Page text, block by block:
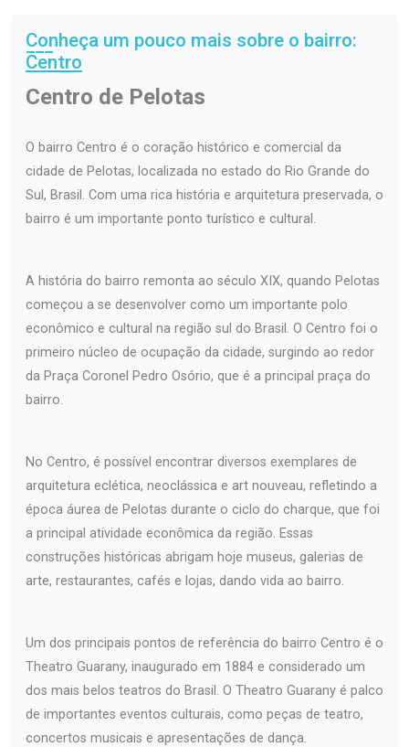
Conheça um pouco mais sobre o bairro:
Centro
Centro de Pelotas
O bairro Centro é o coração histórico e comercial da
cidade de Pelotas, localizada no estado do Rio Grande do
Sul, Brasil. Com uma rica história e arquitetura preservada, o
bairro é um importante ponto turístico e cultural.
A história do bairro remonta ao século XIX, quando Pelotas
começou a se desenvolver como um importante polo
econômico e cultural na região sul do Brasil. O Centro foi o
primeiro núcleo de ocupação da cidade, surgindo ao redor
da Praça Coronel Pedro Osório, que é a principal praça do
bairro.
No Centro, é possível encontrar diversos exemplares de
arquitetura eclética, neoclássica e art nouveau, refletindo a
época áurea de Pelotas durante o ciclo do charque, que foi
a principal atividade econômica da região. Essas
construções históricas abrigam hoje museus, galerias de
arte, restaurantes, cafés e lojas, dando vida ao bairro.
Um dos principais pontos de referência do bairro Centro é o
Theatro Guarany, inaugurado em 1884 e considerado um
dos mais belos teatros do Brasil. O Theatro Guarany é palco
de importantes eventos culturais, como peças de teatro,
concertos musicais e apresentações de dança.